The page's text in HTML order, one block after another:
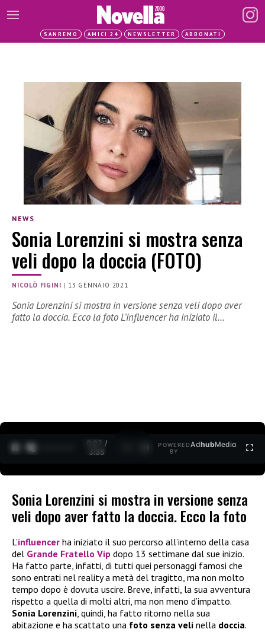
SANREMO AMICI 24 NEWSLETTER ABBONATI
NEWS
Sonia Lorenzini si mostra senza
veli dopo la doccia (FOTO)
NICOLÒ FIGINI | 13 GENNAIO 2021
Sonia Lorenzini si mostra in versione senza veli dopo aver
fatto la doccia. Ecco la foto L’influencer ha iniziato il…
0:28 /
3:35
POWERED
BY
AdhubMedia
Sonia Lorenzini si mostra in versione senza
veli dopo aver fatto la doccia. Ecco la foto
L’influencer ha iniziato il suo percorso all’interno della casa
del Grande Fratello Vip dopo 13 settimane dal sue inizio.
Ha fatto parte, infatti, di tutti quei personaggi famosi che
sono entrati nel reality a metà del tragitto, ma non molto
tempo dopo è dovuta uscire. Breve, infatti, la sua avventura
rispetto a quella di molti altri, ma non meno d’impatto.
Sonia Lorenzini, quindi, ha fatto ritorno nella sua
abitazione e ha scattato una foto senza veli nella doccia.